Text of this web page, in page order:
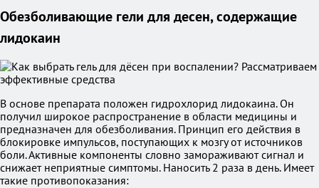
Обезболивающие гели для десен, содержащие
лидокаин
В основе препарата положен гидрохлорид лидокаина. Он
получил широкое распространение в области медицины и
предназначен для обезболивания. Принцип его действия в
блокировке импульсов, поступающих к мозгу от источников
боли. Активные компоненты словно замораживают сигнал и
снижает неприятные симптомы. Наносить 2 раза в день. Имеет
такие противопоказания: